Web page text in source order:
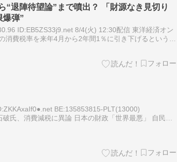
“退陣待望論”まで噴出？ 「財源なき見切り
爆弾”
ID:EB5ZS33j9.net 8/4(火) 12:30配信 東洋経済オン
費税率を来年4月から2年間1％に引き下げるという減
BE:135853815-PLT(13000)
氏、消費減税に異論 日本の財政「世界最悪」 自民…